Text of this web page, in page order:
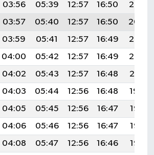
03:56 05:39 12:57 16:50
20:06
03:57 05:40 12:57 16:50
20:04
03:59 05:41 12:57 16:49
20:03
04:00 05:42 12:57 16:49
20:02
04:02 05:43 12:57 16:48
20:01
04:03 05:44 12:56 16:48
19:59
04:05 05:45 12:56 16:47
19:58
04:06 05:46 12:56 16:47
19:57
04:08 05:47 12:56 16:46
19:55